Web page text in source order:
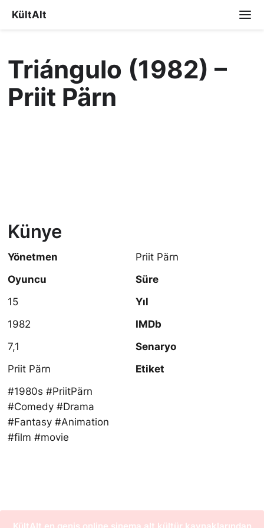
KültAlt
Triángulo (1982) –
Priit Pärn
Künye
Yönetmen
Priit Pärn
Oyuncu
Süre
15
Yıl
1982
IMDb
7,1
Senaryo
Priit Pärn
Etiket
#1980s #PriitPärn
#Comedy #Drama
#Fantasy #Animation
#film #movie